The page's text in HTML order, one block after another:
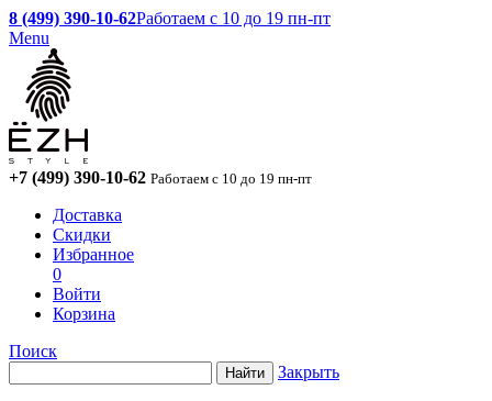
8 (499) 390-10-62Работаем с 10 до 19 пн-пт
Menu
+7 (499) 390-10-62 Работаем с 10 до 19 пн-пт
Доставка
Скидки
Избранное
0
Войти
Корзина
Поиск
Закрыть